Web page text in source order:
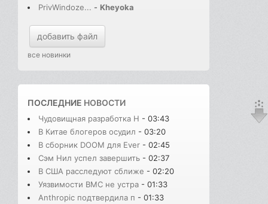
PrivWindoze... - Kheyoka
добавить файл
все новинки
ПОСЛЕДНИЕ НОВОСТИ
Чудовищная разработка H - 03:43
В Китае блогеров осудил - 03:20
В сборник DOOM для Ever - 02:45
Сэм Нил успел завершить - 02:37
В США расследуют сближе - 02:20
Уязвимости BMC не устра - 01:33
Anthropic подтвердила п - 01:33